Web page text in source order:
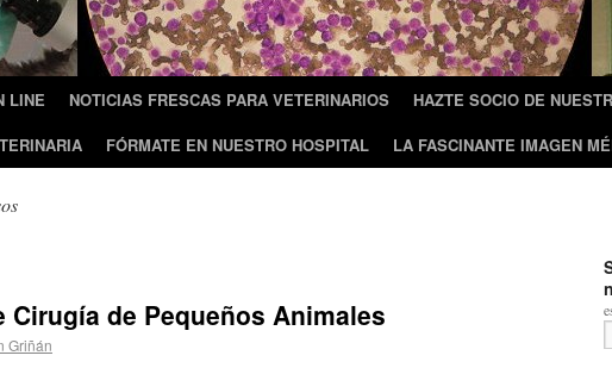
LINE NOTICIAS FRESCAS PARA VETERINARIOS
HAZTE SOCIO DE
FÓRMATE EN NUESTRO HOSPITAL LA FASCINANTE IMAGEN
Cirugía de Pequeños Animales
Griñán